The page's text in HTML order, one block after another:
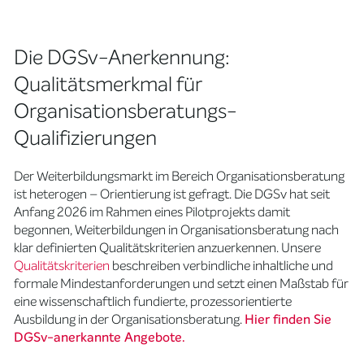
Die DGSv-Anerkennung:
Qualitätsmerkmal für
Organisationsberatungs-
Qualifizierungen
Der Weiterbildungsmarkt im Bereich Organisationsberatung
ist heterogen – Orientierung ist gefragt. Die DGSv hat seit
Anfang 2026 im Rahmen eines Pilotprojekts damit
begonnen, Weiterbildungen in Organisationsberatung nach
klar definierten Qualitätskriterien anzuerkennen. Unsere
Qualitätskriterien beschreiben verbindliche inhaltliche und
formale Mindestanforderungen und setzt einen Maßstab für
eine wissenschaftlich fundierte, prozessorientierte
Ausbildung in der Organisationsberatung.Hier finden Sie
DGSv-anerkannte Angebote.